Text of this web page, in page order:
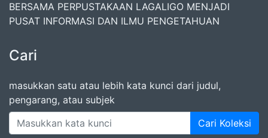
BERSAMA PERPUSTAKAAN LAGALIGO MENJADI
PUSAT INFORMASI DAN ILMU PENGETAHUAN
Cari
masukkan satu atau lebih kata kunci dari judul,
pengarang, atau subjek
Cari Koleksi